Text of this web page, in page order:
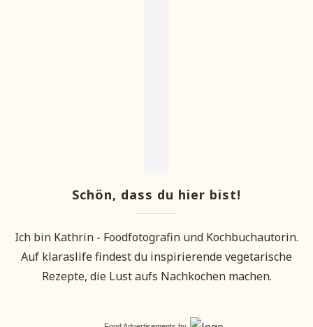
Schön, dass du hier bist!
Ich bin Kathrin - Foodfotografin und Kochbuchautorin.
Auf klaraslife findest du inspirierende vegetarische
Rezepte, die Lust aufs Nachkochen machen.